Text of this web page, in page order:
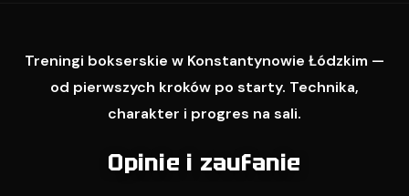
Treningi bokserskie w Konstantynowie Łódzkim —
od pierwszych kroków po starty. Technika,
charakter i progres na sali.
Opinie i zaufanie